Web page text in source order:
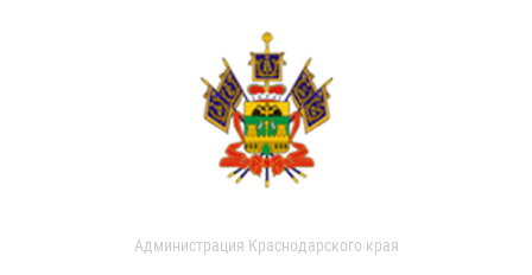
Администрация Краснодарского края